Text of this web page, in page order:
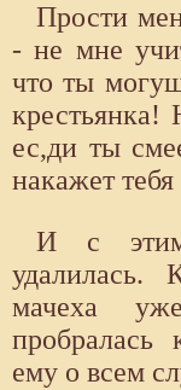
Прости
- не мне
что ты
ес,ди ты
накажет тебя
И с
удалилась.
мачеха
пробралась
ему о всем